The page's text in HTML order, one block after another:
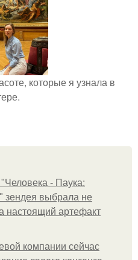
которые я узнала в
- Паука:
выбрала не
настоящий артефакт
компании сейчас